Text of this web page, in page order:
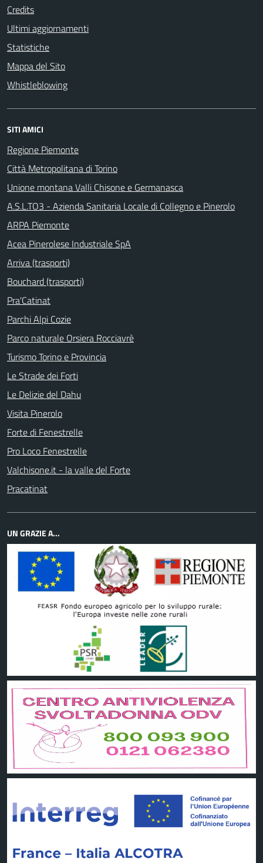
Credits
Ultimi aggiornamenti
Statistiche
Mappa del Sito
Whistleblowing
SITI AMICI
Regione Piemonte
Città Metropolitana di Torino
Unione montana Valli Chisone e Germanasca
A.S.L.TO3 - Azienda Sanitaria Locale di Collegno e Pinerolo
ARPA Piemonte
Acea Pinerolese Industriale SpA
Arriva (trasporti)
Bouchard (trasporti)
Pra'Catinat
Parchi Alpi Cozie
Parco naturale Orsiera Rocciavrè
Turismo Torino e Provincia
Le Strade dei Forti
Le Delizie del Dahu
Visita Pinerolo
Forte di Fenestrelle
Pro Loco Fenestrelle
Valchisone.it - la valle del Forte
Pracatinat
UN GRAZIE A...